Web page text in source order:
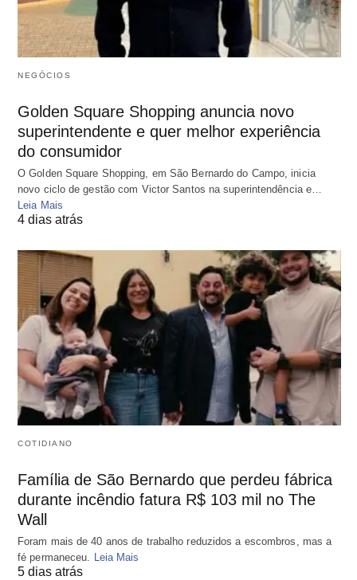
NEGÓCIOS
Golden Square Shopping anuncia novo
superintendente e quer melhor experiência
do consumidor
O Golden Square Shopping, em São Bernardo do Campo, inicia
novo ciclo de gestão com Victor Santos na superintendência e…
Leia Mais
4 dias atrás
COTIDIANO
Família de São Bernardo que perdeu fábrica
durante incêndio fatura R$ 103 mil no The
Wall
Foram mais de 40 anos de trabalho reduzidos a escombros, mas a
fé permaneceu. Leia Mais
5 dias atrás